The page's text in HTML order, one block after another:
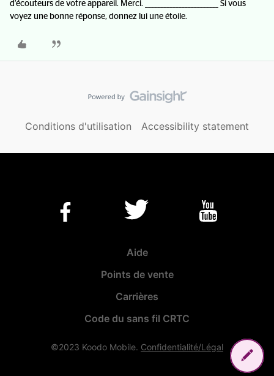
d’écouteurs de votre appareil. Merci. ________________________ Si vous
voyez une bonne réponse, donnez lui une étoile.
Conditions d'utilisation Accessibility statement
Aide
Points de vente
Carrières
Code du sans fil CRTC
©2023 Koodo Mobile. Confidentialité/Légal